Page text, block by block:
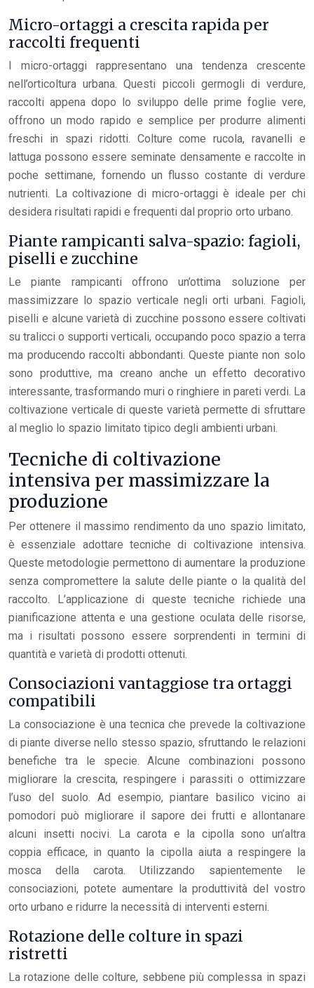
Micro-ortaggi a crescita rapida per
raccolti frequenti
I micro-ortaggi rappresentano una tendenza crescente
nell’orticoltura urbana. Questi piccoli germogli di verdure,
raccolti appena dopo lo sviluppo delle prime foglie vere,
offrono un modo rapido e semplice per produrre alimenti
freschi in spazi ridotti. Colture come rucola, ravanelli e
lattuga possono essere seminate densamente e raccolte in
poche settimane, fornendo un flusso costante di verdure
nutrienti. La coltivazione di micro-ortaggi è ideale per chi
desidera risultati rapidi e frequenti dal proprio orto urbano.
Piante rampicanti salva-spazio: fagioli,
piselli e zucchine
Le piante rampicanti offrono un’ottima soluzione per
massimizzare lo spazio verticale negli orti urbani. Fagioli,
piselli e alcune varietà di zucchine possono essere coltivati
su tralicci o supporti verticali, occupando poco spazio a terra
ma producendo raccolti abbondanti. Queste piante non solo
sono produttive, ma creano anche un effetto decorativo
interessante, trasformando muri o ringhiere in pareti verdi. La
coltivazione verticale di queste varietà permette di sfruttare
al meglio lo spazio limitato tipico degli ambienti urbani.
Tecniche di coltivazione
intensiva per massimizzare la
produzione
Per ottenere il massimo rendimento da uno spazio limitato,
è essenziale adottare tecniche di coltivazione intensiva.
Queste metodologie permettono di aumentare la produzione
senza compromettere la salute delle piante o la qualità del
raccolto. L’applicazione di queste tecniche richiede una
pianificazione attenta e una gestione oculata delle risorse,
ma i risultati possono essere sorprendenti in termini di
quantità e varietà di prodotti ottenuti.
Consociazioni vantaggiose tra ortaggi
compatibili
La consociazione è una tecnica che prevede la coltivazione
di piante diverse nello stesso spazio, sfruttando le relazioni
benefiche tra le specie. Alcune combinazioni possono
migliorare la crescita, respingere i parassiti o ottimizzare
l’uso del suolo. Ad esempio, piantare basilico vicino ai
pomodori può migliorare il sapore dei frutti e allontanare
alcuni insetti nocivi. La carota e la cipolla sono un’altra
coppia efficace, in quanto la cipolla aiuta a respingere la
mosca della carota. Utilizzando sapientemente le
consociazioni, potete aumentare la produttività del vostro
orto urbano e ridurre la necessità di interventi esterni.
Rotazione delle colture in spazi
ristretti
La rotazione delle colture, sebbene più complessa in spazi